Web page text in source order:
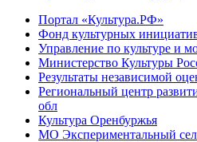
Портал «Культура.РФ»
Фонд культурных
Управление по культуре и
Министерство Культуры
Результаты независимой
Региональный центр
обл
Культура Оренбуржья
МО Экспериментальный